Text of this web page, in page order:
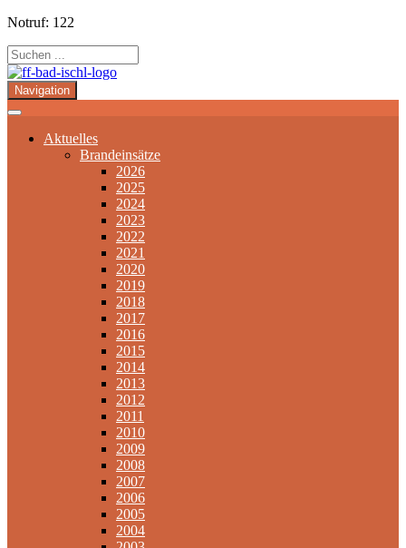
Notruf: 122
Navigation
Aktuelles
Brandeinsätze
2026
2025
2024
2023
2022
2021
2020
2019
2018
2017
2016
2015
2014
2013
2012
2011
2010
2009
2008
2007
2006
2005
2004